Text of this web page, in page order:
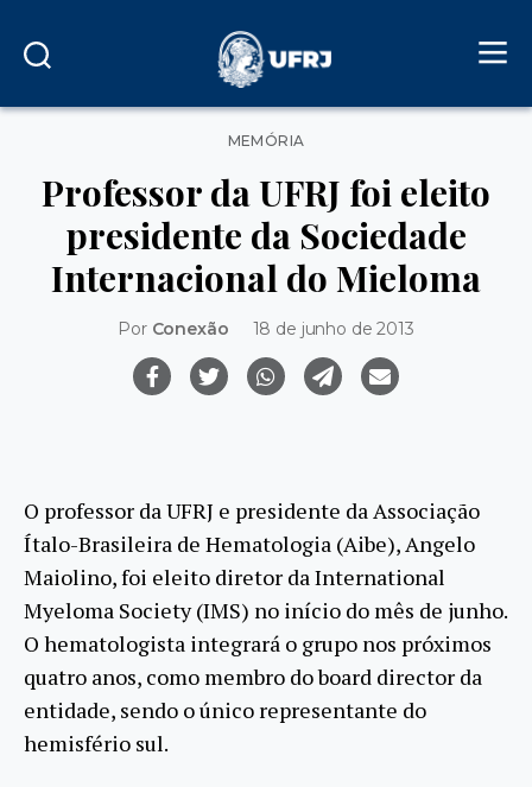
Categorias
MEMÓRIA
Professor da UFRJ foi eleito
presidente da Sociedade
Internacional do Mieloma
Por Conexão 18 de junho de 2013
O professor da UFRJ e presidente da Associação
Ítalo-Brasileira de Hematologia (Aibe), Angelo
Maiolino, foi eleito diretor da International
Myeloma Society (IMS) no início do mês de junho.
O hematologista integrará o grupo nos próximos
quatro anos, como membro do board director da
entidade, sendo o único representante do
hemisfério sul.